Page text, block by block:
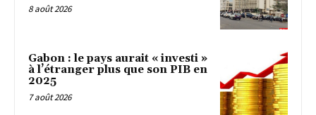
8 août 2026
Gabon : le pays aurait « investi »
à l’étranger plus que son PIB en
2025
7 août 2026